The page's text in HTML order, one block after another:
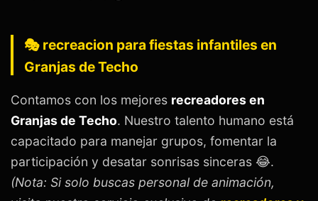
🎭 recreacion para fiestas infantiles en
Granjas de Techo
Contamos con los mejores recreadores en
Granjas de Techo. Nuestro talento humano está
capacitado para manejar grupos, fomentar la
participación y desatar sonrisas sinceras 😂.
(Nota: Si solo buscas personal de animación,